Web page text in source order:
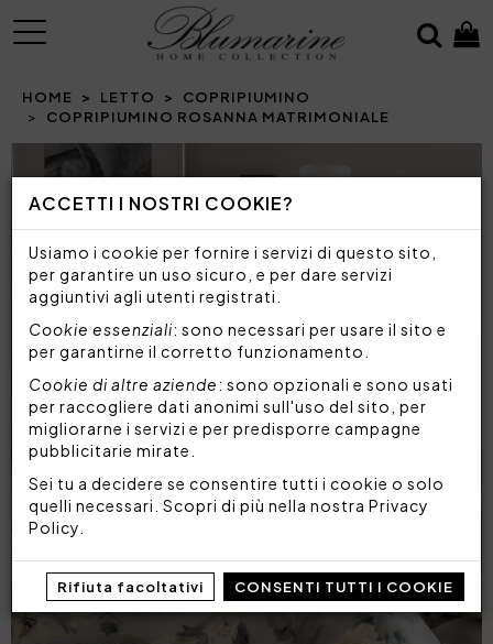
ACCETTI I NOSTRI COOKIE?
Usiamo i cookie per fornire i servizi di questo sito,
per garantire un uso sicuro, e per dare servizi
aggiuntivi agli utenti registrati.
Cookie essenziali: sono necessari per usare il sito e
per garantirne il corretto funzionamento.
Cookie di altre aziende: sono opzionali e sono usati
per raccogliere dati anonimi sull'uso del sito, per
migliorarne i servizi e per predisporre campagne
pubblicitarie mirate.
Sei tu a decidere se consentire tutti i cookie o solo
quelli necessari. Scopri di più nella nostra Privacy
Policy
Rifiuta facoltativi CONSENTI TUTTI I COOKIE
MENU
HOME LETTO
COPRIPIUMINO
COPRIPIUMINO ROSANNA MATRIMONIALE
Prev